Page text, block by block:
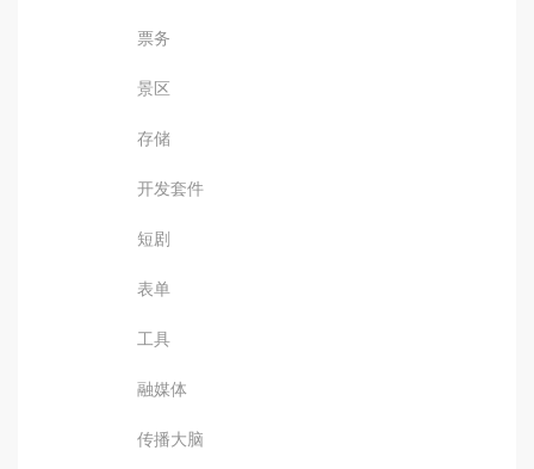
票务
景区
存储
开发套件
短剧
表单
工具
融媒体
传播大脑